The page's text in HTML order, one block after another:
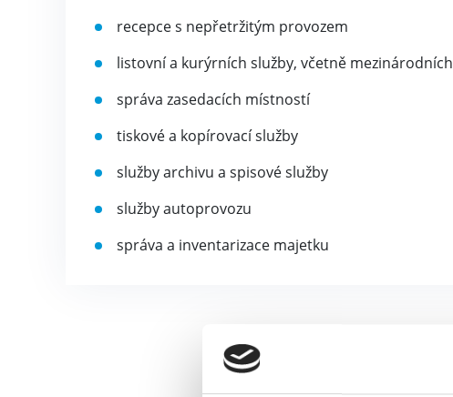
recepce s nepřetržitým provozem
listovní a kurýrních služby, včetně mezinárodních
správa zasedacích místností
tiskové a kopírovací služby
služby archivu a spisové služby
služby autoprovozu
správa a inventarizace majetku